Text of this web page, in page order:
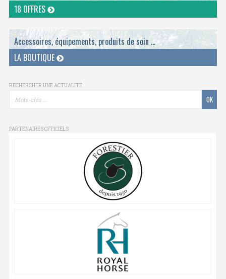
18 OFFRES
Accessoires, équipements, produits de soin ...
LA BOUTIQUE
RECHERCHER UNE ACTUALITÉ
PARTENAIRES OFFICIELS